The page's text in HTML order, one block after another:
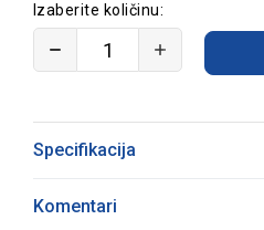
Izaberite količinu:
Specifikacija
Komentari